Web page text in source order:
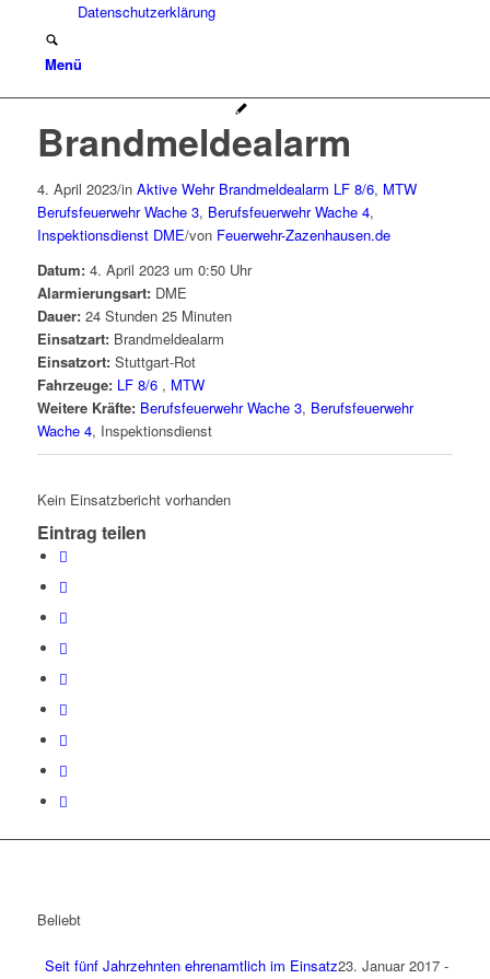
Datenschutzerklärung
Menü
Brandmeldealarm
4. April 2023/in Aktive Wehr Brandmeldealarm LF 8/6, MTW
Berufsfeuerwehr Wache 3, Berufsfeuerwehr Wache 4,
Inspektionsdienst DME/von Feuerwehr-Zazenhausen.de
Datum:4. April 2023 um 0:50 Uhr
Alarmierungsart:DME
Dauer:24 Stunden 25 Minuten
Einsatzart:Brandmeldealarm
Einsatzort:Stuttgart-Rot
Fahrzeuge: LF 8/6 , MTW
Weitere Kräfte: Berufsfeuerwehr Wache 3, Berufsfeuerwehr
Wache 4, Inspektionsdienst
Kein Einsatzbericht vorhanden
Eintrag teilen
Beliebt
Seit fünf Jahrzehnten ehrenamtlich im Einsatz23. Januar 2017 -